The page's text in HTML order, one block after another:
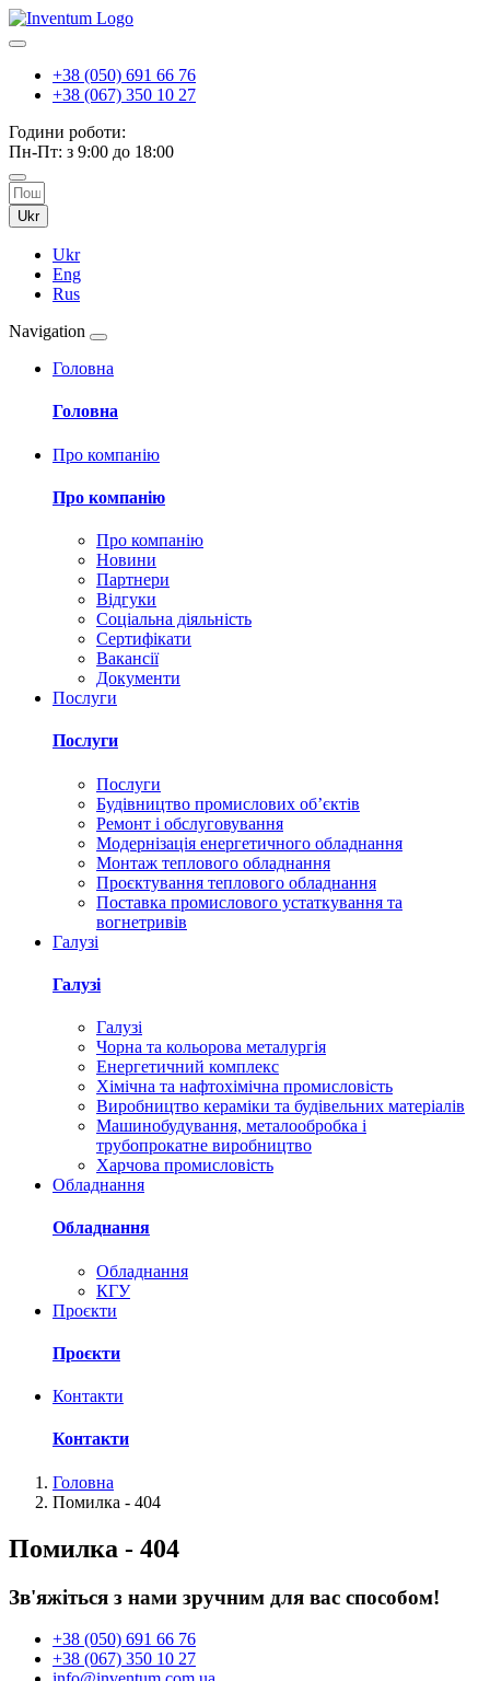
+38 (050) 691 66 76
+38 (067) 350 10 27
Години роботи:
Пн-Пт: з 9:00 до 18:00
Ukr
Ukr
Eng
Rus
Navigation
Головна
Головна
Про компанію
Про компанію
Про компанію
Новини
Партнери
Відгуки
Соціальна діяльність
Сертифікати
Вакансії
Документи
Послуги
Послуги
Послуги
Будівництво промислових обʼєктів
Ремонт і обслуговування
Модернізація енергетичного обладнання
Монтаж теплового обладнання
Проєктування теплового обладнання
Поставка промислового устаткування та
вогнетривів
Галузі
Галузі
Галузі
Чорна та кольорова металургія
Енергетичний комплекс
Хімічна та нафтохімічна промисловість
Виробництво кераміки та будівельних матеріалів
Машинобудування, металообробка і
трубопрокатне виробництво
Харчова промисловість
Обладнання
Обладнання
Обладнання
КГУ
Проєкти
Проєкти
Контакти
Контакти
Головна
Помилка - 404
Помилка - 404
Зв'яжіться з нами зручним для вас способом!
+38 (050) 691 66 76
+38 (067) 350 10 27